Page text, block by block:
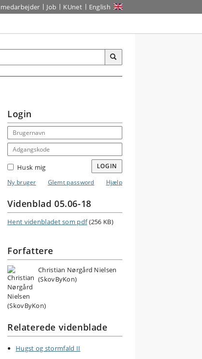
Job KUnet English
Login
Email address
Adgangskode
Husk mig
LOGIN
Ny bruger
Glemt password Hjælp
Videnblad 05.06-18
Hent videnbladet som pdf (256 KB)
Forfattere
Christian Nørgård Nielsen
(SkovByKon)
Relaterede videnblade
Hugst og stormfald II